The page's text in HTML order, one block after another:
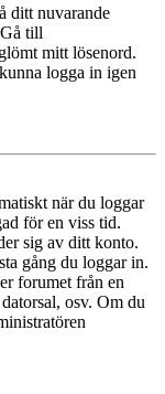
ditt nuvarande
till
mitt lösenord.
logga in igen
när du loggar
för en viss tid.
sig av ditt konto.
gång du loggar in.
forumet från en
osv. Om du